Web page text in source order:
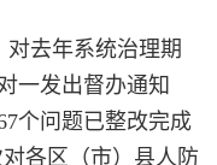
去年系统治理期
一发出督办通知
个问题已整改完成
各区（市）县人防